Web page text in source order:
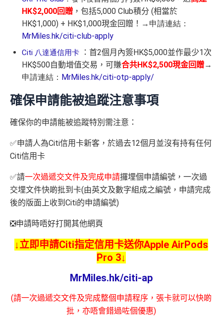
HK$2,000回贈 ，包括5,000 Club積分 (相當於
HK$1,000) + HK$1,000現金回贈！ →申請連結：
MrMiles.hk/citi-club-apply
Citi 八達通信用卡 ：首2個月內簽HK$5,000並作最少1次
HK$500自動增值交易，可賺合共HK$2,500現金回贈→
申請連結： MrMiles.hk/citi-otp-apply/
確保申請能被追蹤注意事項
確保你的申請能被追蹤特別需注意：
✅申請人為Citi信用卡新客，於過去12個月並沒有持有任何
Citi信用卡
✅請一次過遞交文件及完成申請攞埋個申請編號，一次過
交埋文件快啲批到卡(由英文及數字組成之編號，申請完成
後的版面上收到Citi的申請編號)
❎申請時唔好打開其他網頁
↓立即申請Citi指定信用卡送你Apple AirPods
Pro 3↓
MrMiles.hk/citi-ap
(請一次過遞交文件及完成整個申請程序，張卡就可以快啲
批，亦唔會錯過咗個優惠)